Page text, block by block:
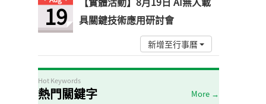
19
具關鍵技術應用研討會
新增至行事曆
Hot Keywords
熱門關鍵字 More →